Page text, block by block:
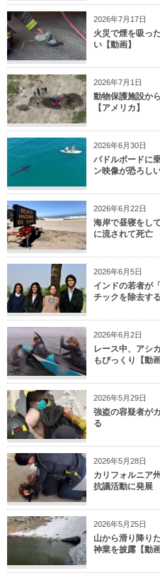
2026年7月17日
火災で煙を吸っ
い【動画】
2026年7月1日
動物保護施設か
【アメリカ】
2026年6月30日
パドルボードに
ン映像が恐ろし
2026年6月22日
海岸で昼寝をし
に流されて死亡
2026年6月5日
インドの若者が
チックを除去す
2026年6月2日
レース中、アシ
もびっくり【動画
2026年5月29日
強盗の容疑者が
る
2026年5月28日
カリフォルニア
抗議活動に発展
2026年5月25日
山から滑り降り
神業を披露【動画